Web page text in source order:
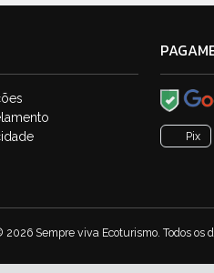
Pix
2026 Sempre viva Ecoturismo. Todos os